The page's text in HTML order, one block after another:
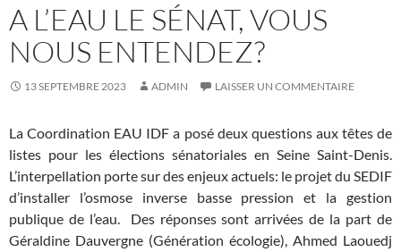
A L’EAU LE SÉNAT, VOUS
NOUS ENTENDEZ?
13 SEPTEMBRE 2023 ADMIN LAISSER UN COMMENTAIRE
La Coordination EAU IDF a posé deux questions aux têtes de
listes pour les élections sénatoriales en Seine Saint-Denis.
L’interpellation porte sur des enjeux actuels: le projet du SEDIF
d’installer l’osmose inverse basse pression et la gestion
publique de l’eau. Des réponses sont arrivées de la part de
Géraldine Dauvergne (Génération écologie), Ahmed Laouedj